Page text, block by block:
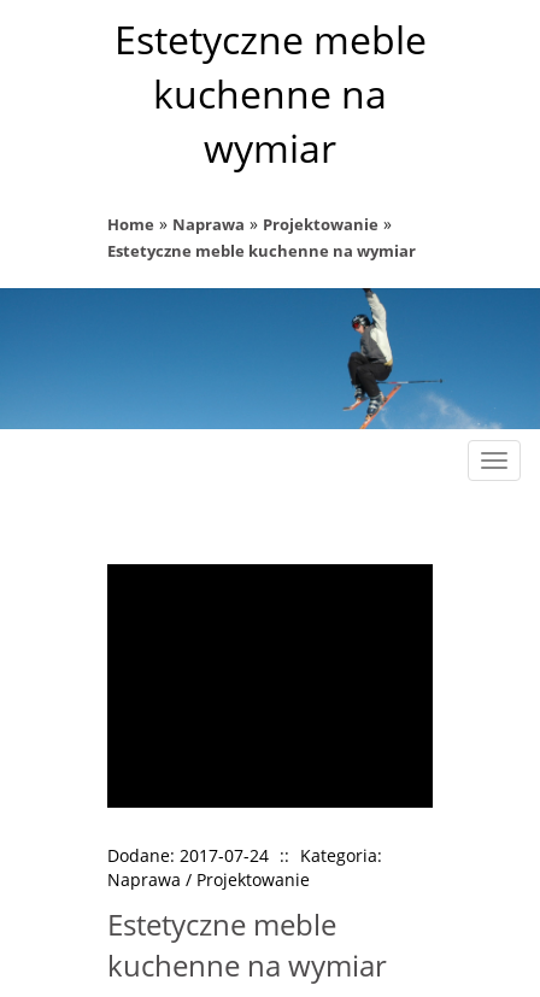
Estetyczne meble
kuchenne na
wymiar
Home » Naprawa » Projektowanie »
Estetyczne meble kuchenne na wymiar
Dodane: 2017-07-24 :: Kategoria:
Naprawa / Projektowanie
Estetyczne meble
kuchenne na wymiar